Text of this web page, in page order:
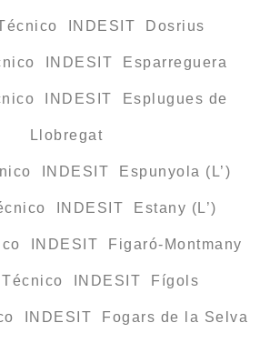
INDESIT Dosrius
INDESIT Esparreguera
INDESIT Esplugues de
Llobregat
INDESIT Espunyola (L’)
INDESIT Estany (L’)
INDESIT Figaró-Montmany
Técnico INDESIT Fígols
INDESIT Fogars de la Selva